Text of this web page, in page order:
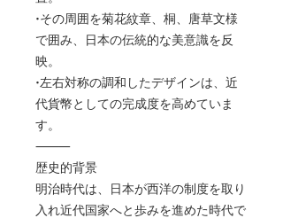
•その周囲を菊花紋章、桐、唐草文様
で囲み、日本の伝統的な美意識を反
映。
•左右対称の調和したデザインは、近
代貨幣としての完成度を高めていま
す。
⸻
歴史的背景
明治時代は、日本が西洋の制度を取り
入れ近代国家へと歩みを進めた時代で